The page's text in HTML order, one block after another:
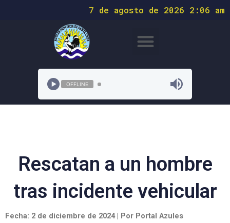
7 de agosto de 2026 2:06 am
OFFLINE
Rescatan a un hombre
tras incidente vehicular
Fecha: 2 de diciembre de 2024 | Por Portal Azules